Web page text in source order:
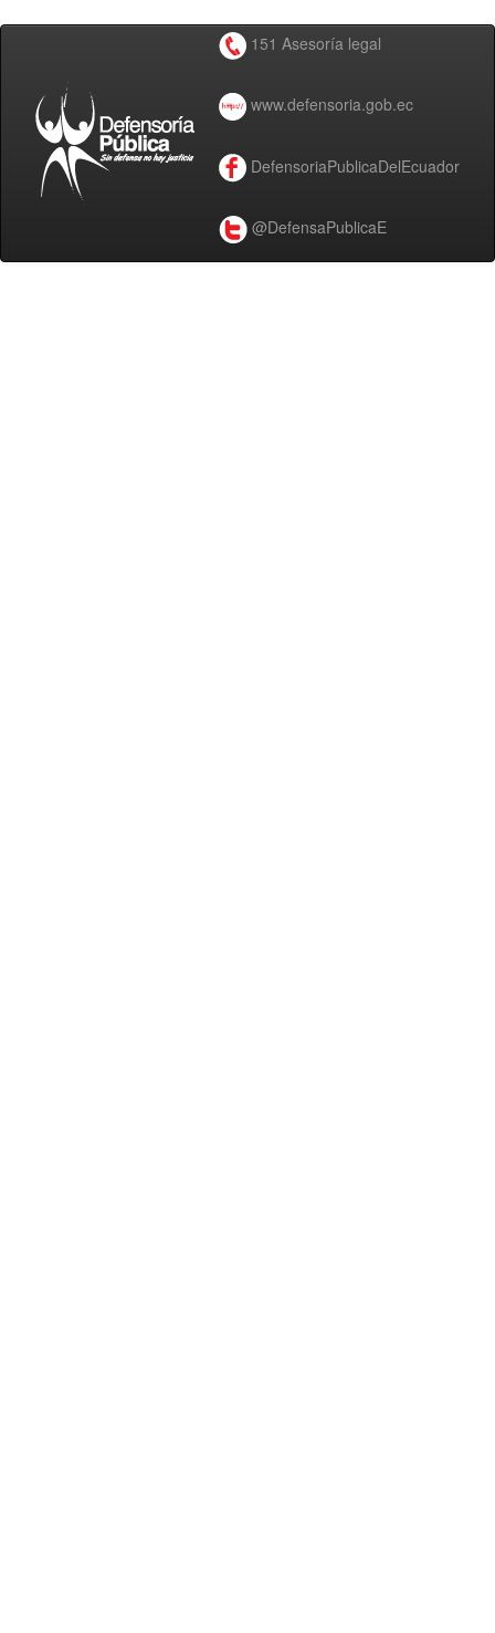
151 Asesoría legal
www.defensoria.gob.ec
DefensoriaPublicaDelEcuador
@DefensaPublicaE